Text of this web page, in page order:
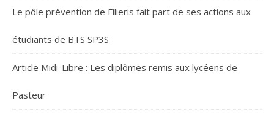
Le pôle prévention de Filieris fait part de ses actions aux
étudiants de BTS SP3S
Article Midi-Libre : Les diplômes remis aux lycéens de
Pasteur